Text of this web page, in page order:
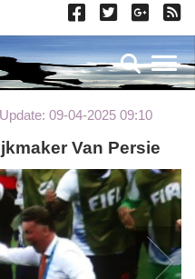
Update: 09-04-2025 09:10
Van Persie